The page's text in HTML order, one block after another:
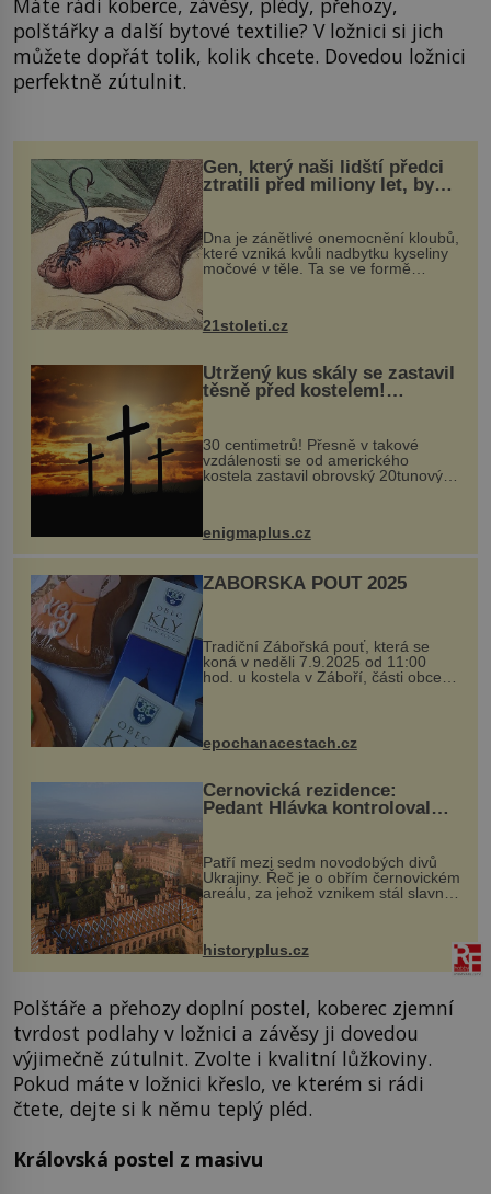
Máte rádi koberce, závěsy, plédy, přehozy,
polštářky a další bytové textilie? V ložnici si jich
můžete dopřát tolik, kolik chcete. Dovedou ložnici
perfektně zútulnit.
Gen, který naši lidští předci
ztratili před miliony let, by
mohl pomoci s léčbou
„nemoci králů“
Dna je zánětlivé onemocnění kloubů,
které vzniká kvůli nadbytku kyseliny
močové v těle. Ta se ve formě
nohou, a způsobuje bole...
21stoleti.cz
Utržený kus skály se zastavil
těsně před kostelem!
Ochránila ho boží síla?
30 centimetrů! Přesně v takové
vzdálenosti se od amerického
kostela zastavil obrovský 20tunový
...
enigmaplus.cz
ZÁBOŘSKÁ POUŤ 2025
Tradiční Zábořská pouť, která se
koná v neděli 7.9.2025 od 11:00
hod. u kostela v Záboří, části obce
Kly u Mělníka. V programu naleznete
komentovanou prohlídku kostela,
epochanacestach.cz
Černovická rezidence:
Pedant Hlávka kontroloval
Patří mezi sedm novodobých divů
Ukrajiny. Řeč je o obřím černovickém
areálu, za jehož vznikem stál slavný
český architekt Josef Hlávka. Ten si
na něm dal mimořádně záležet. Jeho
historyplus.cz
Polštáře a přehozy doplní postel, koberec zjemní
tvrdost podlahy v ložnici a závěsy ji dovedou
výjimečně zútulnit. Zvolte i kvalitní lůžkoviny.
Pokud máte v ložnici křeslo, ve kterém si rádi
čtete, dejte si k němu teplý pléd.
Královská postel z masivu